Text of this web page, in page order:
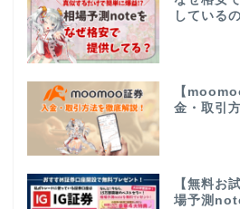
している
【
金・取引
【無料お
場予測